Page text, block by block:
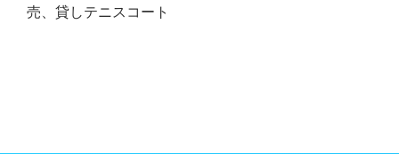
売、貸しテニスコート